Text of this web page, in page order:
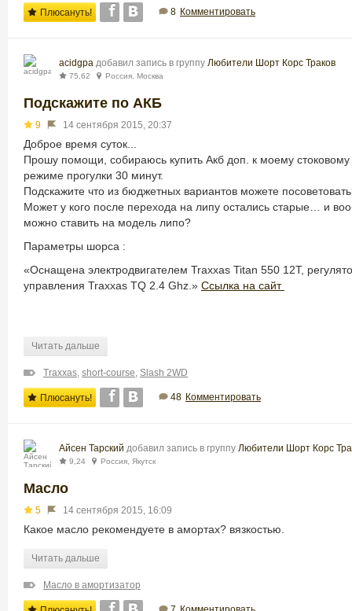
Плюсануть! 8 Комментировать
acidgpa добавил запись в группу Любители Шорт Корс Траков
75,62 Россия, Москва
Подскажите по АКБ
9 14 сентября 2015, 20:37
Доброе время суток...
Прошу помощи, собираюсь купить Акб доп. к моему стоковому
режиме прогулки 30 минут.
Подскажите что из бюджетных вариантов можете
Может у кого после перехода на липу остались старые… и
можно ставить на модель липо?
Параметры шорса :
«Оснащена электродвигателем Traxxas Titan 550 12T,
управления Traxxas TQ 2.4 Ghz.» Ссылка на сайт
Читать дальше
Traxxas, short-course, Slash 2WD
Плюсануть! 48 Комментировать
Айсен Тарский добавил запись в группу Любители Шорт Корс
9,24 Россия, Якутск
Масло
5 14 сентября 2015, 16:09
Какое масло рекомендуете в амортах? вязкостью.
Читать дальше
Масло в амортизатор